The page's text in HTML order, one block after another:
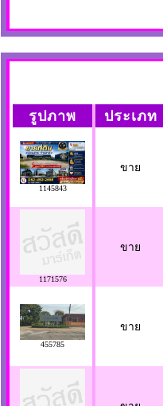
รูปภาพ ประเภท
1145843
ขาย
1171576
ขาย
455785
ขาย